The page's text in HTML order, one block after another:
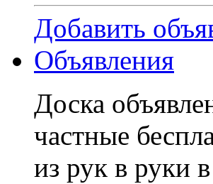
Добавить
Объявления
Доска
частные
из рук в руки